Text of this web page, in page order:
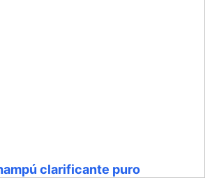
clarificante puro